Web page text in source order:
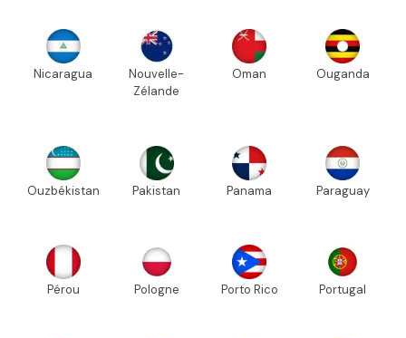
Nicaragua
Nouvelle-
Zélande
Oman Ouganda
Ouzbékistan Pakistan Panama Paraguay
Pérou Pologne Porto Rico Portugal